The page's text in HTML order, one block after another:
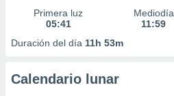
Primera luz
05:41
Mediodía
11:59
Duración del día 11h 53m
Calendario lunar